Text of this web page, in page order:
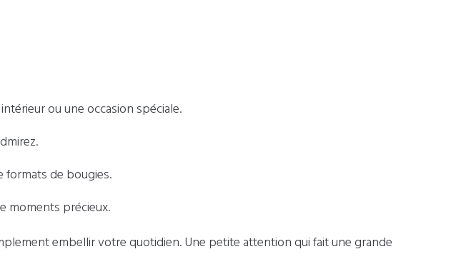
ou une occasion spéciale.
formats de bougies.
moments précieux.
embellir votre quotidien. Une petite attention qui fait une grande